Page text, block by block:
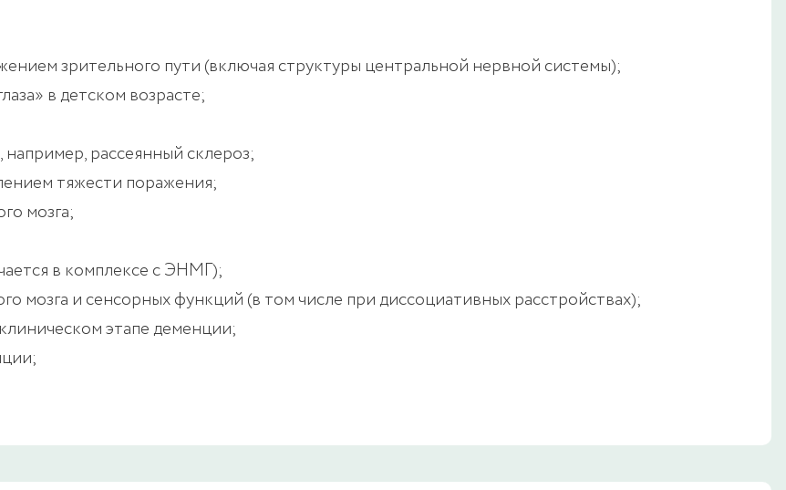
зрительного пути (включая структуры центральной нервной системы);
в детском возрасте;
рассеянный склероз;
тяжести поражения;
мозга;
в комплексе с ЭНМГ);
мозга и сенсорных функций (в том числе при диссоциативных расстройствах);
этапе деменции;